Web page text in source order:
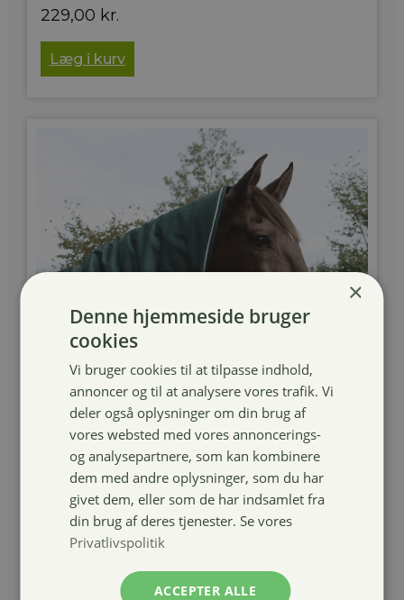
229,00 kr.
Læg i kurv
4 horses Turnout hals, 300g
×
Denne hjemmeside bruger
cookies
Vi bruger cookies til at tilpasse indhold,
annoncer og til at analysere vores trafik. Vi
deler også oplysninger om din brug af
vores websted med vores annoncerings-
og analysepartnere, som kan kombinere
dem med andre oplysninger, som du har
givet dem, eller som de har indsamlet fra
din brug af deres tjenester. Se vores
Privatlivspolitik
ACCEPTER ALLE